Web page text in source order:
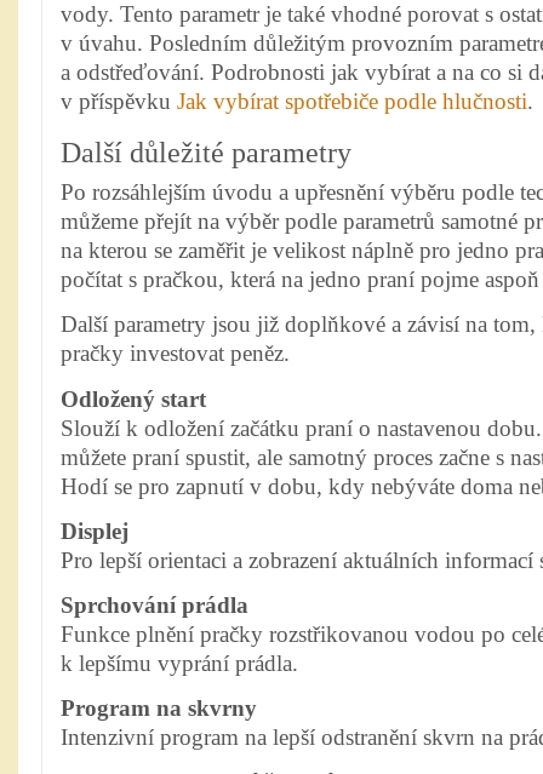
vody. Tento parametr je také vhodné porovat s
v úvahu. Posledním důležitým provozním
a odstřeďování. Podrobnosti jak vybírat a na co si
v příspěvku Jak vybírat spotřebiče podle hlučnosti.
Další důležité parametry
Po rozsáhlejším úvodu a upřesnění výběru podle
můžeme přejít na výběr podle parametrů samotné
na kterou se zaměřit je velikost náplně pro jedno
počítat s pračkou, která na jedno praní pojme
Další parametry jsou již doplňkové a závisí na
pračky investovat peněz.
Odložený start
Slouží k odložení začátku praní o nastavenou
můžete praní spustit, ale samotný proces začne s
Hodí se pro zapnutí v dobu, kdy nebýváte doma
Displej
Pro lepší orientaci a zobrazení aktuálních
Sprchování prádla
Funkce plnění pračky rozstřikovanou vodou po
k lepšímu vyprání prádla.
Program na skvrny
Intenzivní program na lepší odstranění skvrn na